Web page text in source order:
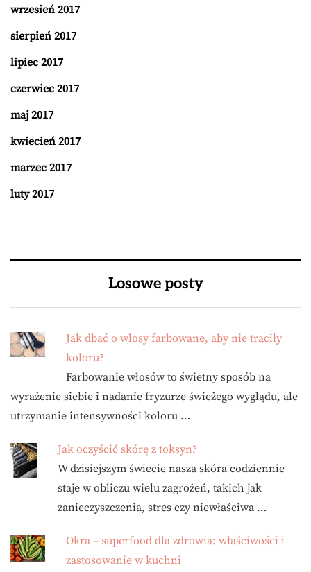
wrzesień 2017
sierpień 2017
lipiec 2017
czerwiec 2017
maj 2017
kwiecień 2017
marzec 2017
luty 2017
Losowe posty
Jak dbać o włosy farbowane, aby nie traciły
koloru?
Farbowanie włosów to świetny sposób na
wyrażenie siebie i nadanie fryzurze świeżego wyglądu, ale
utrzymanie intensywności koloru …
Jak oczyścić skórę z toksyn?
W dzisiejszym świecie nasza skóra codziennie
staje w obliczu wielu zagrożeń, takich jak
zanieczyszczenia, stres czy niewłaściwa …
Okra – superfood dla zdrowia: właściwości i
zastosowanie w kuchni